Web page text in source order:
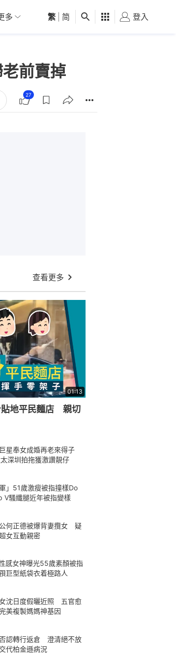
01深圳 觀點 健康 好食玩飛
多 繁 简 登入
前賣掉
27
查看更多
01:13
貼地平民麵店 親切
星奉女成婚再老來得子
深圳拍拖獲激讚靚仔
軍」51歲激瘦被指撞樣Do
騷纖腿近年被指變樣
何正德被爆背妻攬女 疑
女互動親密
感女神曝光55歲素顏被指
巨型紙袋衣着極路人
沈日度假曬近照 五官愈
美複製媽媽神基因
認轉行返倉 澄清絕不放
代柏金遜病況